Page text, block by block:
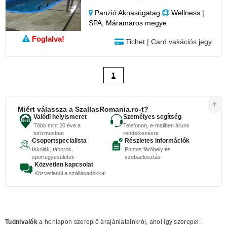
Foglalva!
Panzió Aknasúgatag
Wellness |
SPA, Máramaros megye
Tichet | Card vakációs jegy
1
Miért válassza a SzallasRomania.ro-t?
Valódi helyismeret
Több mint 20 éve a
turizmusban
Személyes segítség
Telefonon, e-mailben állunk
rendelkezésre
Csoportspecialista
Iskolák, táborok,
sportegyesületek
Részletes információk
Pontos férőhely és
szobaelosztás
Közvetlen kapcsolat
Közvetlenül a szállásadókkal
Tudnivalók a honlapon szereplő árajánlatainkról, ahol igy szerepel: